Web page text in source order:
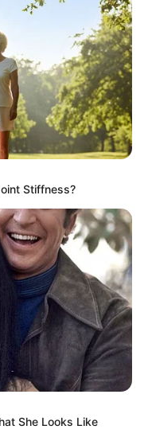
NEWS
EXTREMOS
que le
bien informado, por
de Alerta.
Stiffness?
She Looks Like